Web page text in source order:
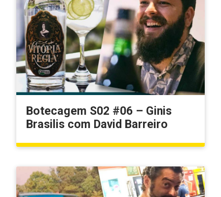
Botecagem S02 #06 – Ginis
Brasilis com David Barreiro